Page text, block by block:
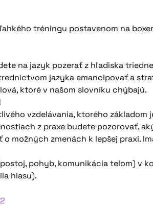
tréningu postavenom na
na jazyk pozerať z hľadiska
jazyka emancipovať a
ktoré v našom slovníku chýbajú.
vzdelávania, ktorého základom
z praxe budete pozorovať,
možných zmenách k lepšej praxi.
pohyb, komunikácia telom) v
hlasu).